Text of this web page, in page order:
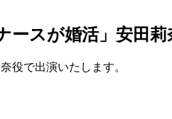
スが婚活」安田莉
役で出演いたします。